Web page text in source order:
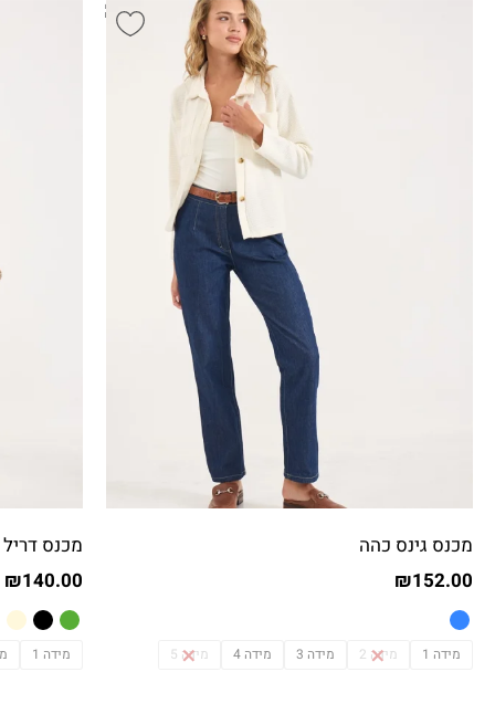
מכנס גינס כהה
₪152.00
מידה 1 מידה 2 מידה 3 מידה 4 מידה 5
מכנס
₪140.00
מידה 1